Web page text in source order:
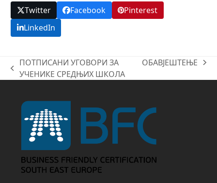
Twitter Facebook
Pinterest
LinkedIn
previous
ПОТПИСАНИ УГОВОРИ ЗА
УЧЕНИКЕ СРЕДЊИХ ШКОЛА
next
post:
ОБАВЈЕШТЕЊЕ